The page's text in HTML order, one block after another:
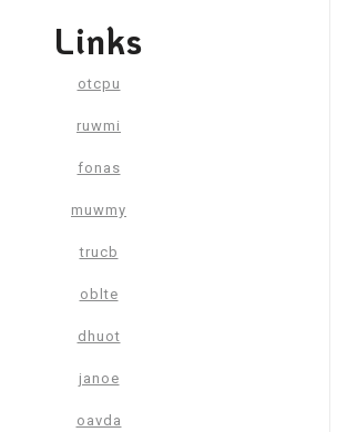
Links
otcpu
ruwmi
fonas
muwmy
trucb
oblte
dhuot
janoe
oavda